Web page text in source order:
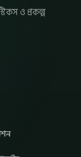
ও প্রকল্প